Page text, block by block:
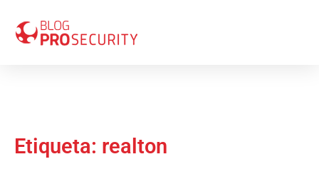
Etiqueta: realton